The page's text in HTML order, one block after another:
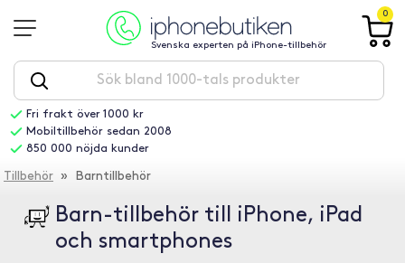
Svenska experten på iPhone-tillbehör
0
Fri frakt över 1000 kr
Mobiltillbehör sedan 2008
850 000 nöjda kunder
Tillbehör » Barntillbehör
Barn-tillbehör till iPhone, iPad
och smartphones